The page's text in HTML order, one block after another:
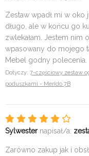
Zestaw wpadł mi w oko
długo, ale w końcu go
zwlekałam. Jestem nim
wpasowany do mojego
Mebel godny polecenia.
Dotyczy: 7-częściowy zestaw
poduszkami - Merido 7B
Sylwesternapisał/a:
Zarówno zakup jak i